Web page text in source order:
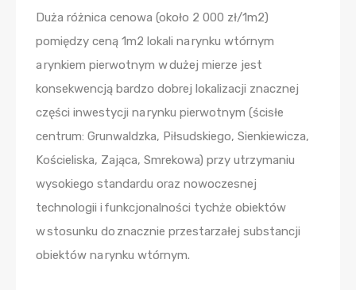
Duża różnica cenowa (około 2 000 zł/1m2)
pomiędzy ceną 1m2 lokali na rynku wtórnym
a rynkiem pierwotnym w dużej mierze jest
konsekwencją bardzo dobrej lokalizacji znacznej
części inwestycji na rynku pierwotnym (ścisłe
centrum: Grunwaldzka, Piłsudskiego, Sienkiewicza,
Kościeliska, Zająca, Smrekowa) przy utrzymaniu
wysokiego standardu oraz nowoczesnej
technologii i funkcjonalności tychże obiektów
w stosunku do znacznie przestarzałej substancji
obiektów na rynku wtórnym.